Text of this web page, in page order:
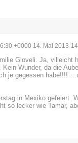
+0000 14. Mai 2013
Gloveli. Ja, villeicht
Wunder, da die
je gegessen habe!!!!
in Mexiko gefeiert.
so lecker wie Tamar,